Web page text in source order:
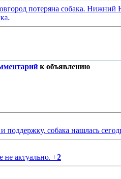
потеряна собака. Нижний
к объявлению
поддержку, собака нашлась
не актуально. +2